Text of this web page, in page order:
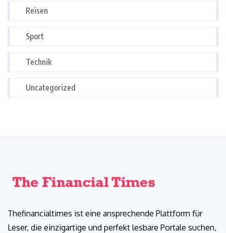
Reisen
Sport
Technik
Uncategorized
Thefinancialtimes ist eine ansprechende Plattform für
Leser, die einzigartige und perfekt lesbare Portale suchen,